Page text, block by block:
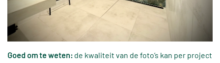
Goed om te weten: de kwaliteit van de foto’s kan per project